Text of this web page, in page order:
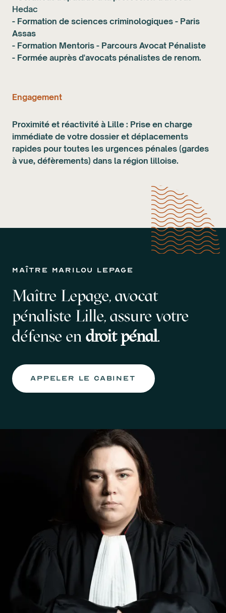
Hedac
- Formation de sciences criminologiques - Paris
Assas
- Formation Mentoris - Parcours Avocat Pénaliste
- Formée auprès d'avocats pénalistes de renom.
Engagement
Proximité et réactivité à Lille : Prise en charge
immédiate de votre dossier et déplacements
rapides pour toutes les urgences pénales (gardes
à vue, défèrements) dans la région lilloise.
maître marilou lepage
Maître Lepage, avocat
pénaliste Lille, assure votre
défense en droit pénal.
APPELER LE CABINET